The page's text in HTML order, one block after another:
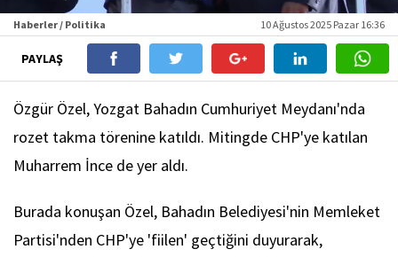
Haberler / Politika 10 Ağustos 2025 Pazar 16:36
PAYLAŞ
Özgür Özel, Yozgat Bahadın Cumhuriyet Meydanı'nda
rozet takma törenine katıldı. Mitingde CHP'ye katılan
Muharrem İnce de yer aldı.
Burada konuşan Özel, Bahadın Belediyesi'nin Memleket
Partisi'nden CHP'ye 'fiilen' geçtiğini duyurarak,